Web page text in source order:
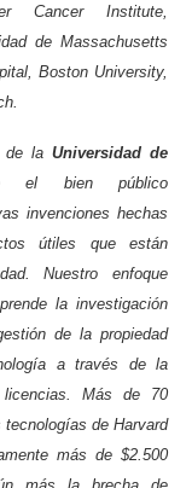
Cancer Institute,
de Massachusetts
Boston University,
de la Universidad de
el bien público
invenciones hechas
útiles que están
Nuestro enfoque
la investigación
de la propiedad
a través de la
Más de 70
de Harvard
más de $2.500